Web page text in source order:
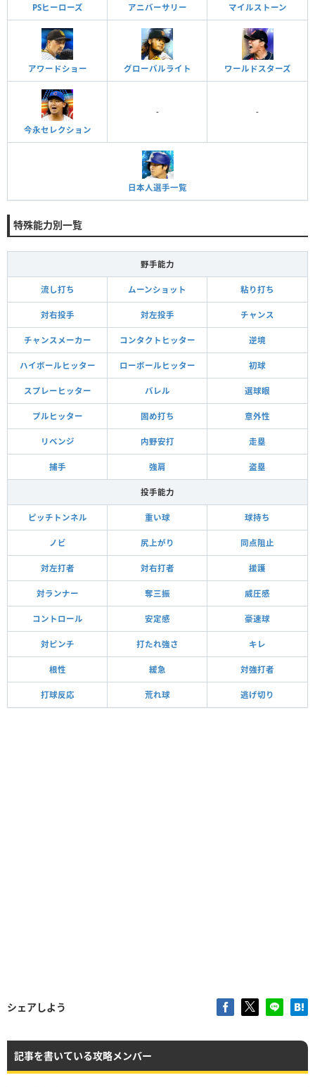
PSヒーローズ アニバーサリー マイルストーン
アワードショー グローバルライト ワールドスターズ
今永セレクション
- -
日本人選手一覧
特殊能力別一覧
野手能力
流し打ち ムーンショット 粘り打ち
対右投手 対左投手 チャンス
チャンスメーカー コンタクトヒッター 逆境
ハイボールヒッター ローボールヒッター 初球
スプレーヒッター バレル 選球眼
プルヒッター 固め打ち 意外性
リベンジ 内野安打 走塁
捕手 強肩 盗塁
投手能力
ピッチトンネル 重い球 球持ち
ノビ 尻上がり 同点阻止
対左打者 対右打者 援護
対ランナー 奪三振 威圧感
コントロール 安定感 豪速球
対ピンチ 打たれ強さ キレ
根性 緩急 対強打者
打球反応 荒れ球 逃げ切り
シェアしよう
記事を書いている攻略メンバー